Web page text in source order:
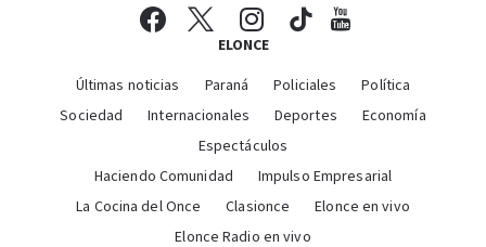
ELONCE
Últimas noticias Paraná Policiales
Política
Sociedad
Internacionales Deportes
Economía
Espectáculos
Haciendo Comunidad
Impulso Empresarial
La Cocina del Once
Clasionce
Elonce en vivo
Elonce Radio en vivo